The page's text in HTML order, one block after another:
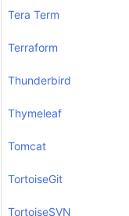
Tera Term
Terraform
Thunderbird
Thymeleaf
Tomcat
TortoiseGit
TortoiseSVN